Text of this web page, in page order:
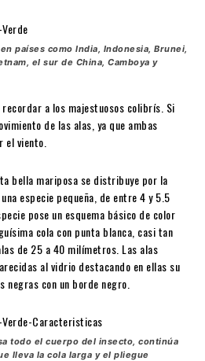
países como India, Indonesia, Brunei,
el sur de China, Camboya y
recordar a los majestuosos colibrís. Si
de las alas, ya que ambas
el viento.
bella mariposa se distribuye por la
especie pequeña, de entre 4 y 5.5
pose un esquema básico de color
cola con punta blanca, casi tan
de 25 a 40 milímetros. Las alas
al vidrio destacando en ellas su
negras con un borde negro.
todo el cuerpo del insecto, continúa
lleva la cola larga y el pliegue